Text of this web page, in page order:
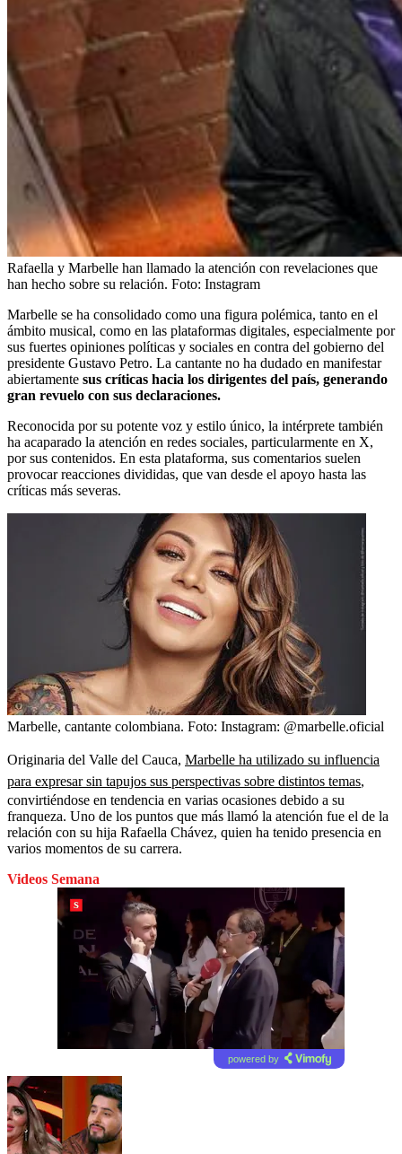
Rafaella y Marbelle han llamado la atención con revelaciones que
han hecho sobre su relación. Foto: Instagram
Marbelle se ha consolidado como una figura polémica, tanto en el
ámbito musical, como en las plataformas digitales, especialmente por
sus fuertes opiniones políticas y sociales en contra del gobierno del
presidente Gustavo Petro. La cantante no ha dudado en manifestar
abiertamente sus críticas hacia los dirigentes del país, generando
gran revuelo con sus declaraciones.
Reconocida por su potente voz y estilo único, la intérprete también
ha acaparado la atención en redes sociales, particularmente en X,
por sus contenidos. En esta plataforma, sus comentarios suelen
provocar reacciones divididas, que van desde el apoyo hasta las
críticas más severas.
Marbelle, cantante colombiana. Foto: Instagram: @marbelle.oficial
Originaria del Valle del Cauca, Marbelle ha utilizado su influencia
para expresar sin tapujos sus perspectivas sobre distintos temas,
convirtiéndose en tendencia en varias ocasiones debido a su
franqueza. Uno de los puntos que más llamó la atención fue el de la
relación con su hija Rafaella Chávez, quien ha tenido presencia en
varios momentos de su carrera.
Videos Semana
powered by